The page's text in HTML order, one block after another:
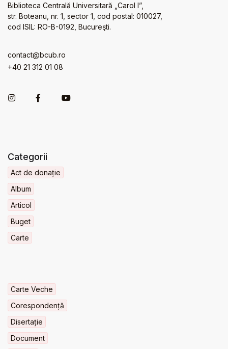
Biblioteca Centrală Universitară „Carol I”,
str. Boteanu, nr. 1, sector 1, cod postal: 010027,
cod ISIL: RO-B-0192, Bucureşti.
contact@bcub.ro
+40 21 312 01 08
Categorii
Act de donație
Album
Articol
Buget
Carte
Carte Veche
Corespondență
Disertație
Document